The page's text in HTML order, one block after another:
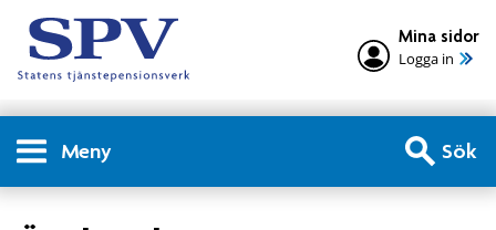
Mina sidor
Logga in
Meny Sök